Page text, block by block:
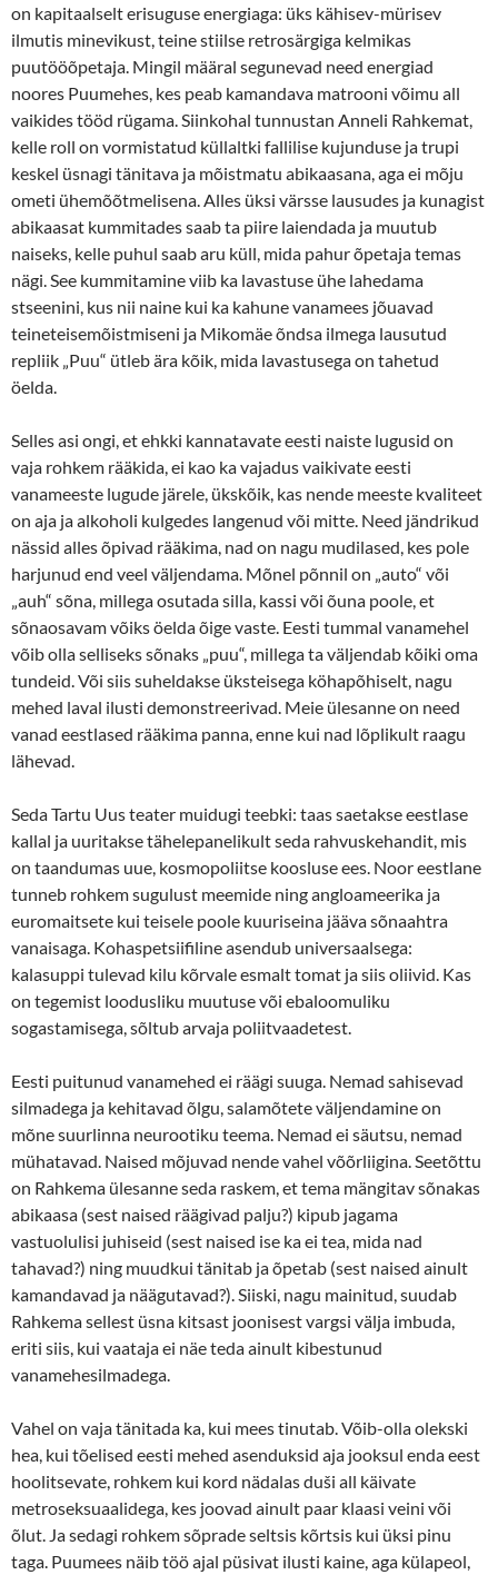
on kapitaalselt erisuguse energiaga: üks kähisev-mürisev
ilmutis minevikust, teine stiilse retrosärgiga kelmikas
puutööõpetaja. Mingil määral segunevad need energiad
noores Puumehes, kes peab kamandava matrooni võimu all
vaikides tööd rügama. Siinkohal tunnustan Anneli Rahkemat,
kelle roll on vormistatud küllaltki fallilise kujunduse ja trupi
keskel üsnagi tänitava ja mõistmatu abikaasana, aga ei mõju
ometi ühemõõtmelisena. Alles üksi värsse lausudes ja kunagist
abikaasat kummitades saab ta piire laiendada ja muutub
naiseks, kelle puhul saab aru küll, mida pahur õpetaja temas
nägi. See kummitamine viib ka lavastuse ühe lahedama
stseenini, kus nii naine kui ka kahune vanamees jõuavad
teineteisemõistmiseni ja Mikomäe õndsa ilmega lausutud
repliik „Puu“ ütleb ära kõik, mida lavastusega on tahetud
öelda.
Selles asi ongi, et ehkki kannatavate eesti naiste lugusid on
vaja rohkem rääkida, ei kao ka vajadus vaikivate eesti
vanameeste lugude järele, ükskõik, kas nende meeste kvaliteet
on aja ja alkoholi kulgedes langenud või mitte. Need jändrikud
nässid alles õpivad rääkima, nad on nagu mudilased, kes pole
harjunud end veel väljendama. Mõnel põnnil on „auto“ või
„auh“ sõna, millega osutada silla, kassi või õuna poole, et
sõnaosavam võiks öelda õige vaste. Eesti tummal vanamehel
võib olla selliseks sõnaks „puu“, millega ta väljendab kõiki oma
tundeid. Või siis suheldakse üksteisega köhapõhiselt, nagu
mehed laval ilusti demonstreerivad. Meie ülesanne on need
vanad eestlased rääkima panna, enne kui nad lõplikult raagu
lähevad.
Seda Tartu Uus teater muidugi teebki: taas saetakse eestlase
kallal ja uuritakse tähelepanelikult seda rahvuskehandit, mis
on taandumas uue, kosmopoliitse koosluse ees. Noor eestlane
tunneb rohkem sugulust meemide ning angloameerika ja
euromaitsete kui teisele poole kuuriseina jääva sõnaahtra
vanaisaga. Kohaspetsiifiline asendub universaalsega:
kalasuppi tulevad kilu kõrvale esmalt tomat ja siis oliivid. Kas
on tegemist loodusliku muutuse või ebaloomuliku
sogastamisega, sõltub arvaja poliitvaadetest.
Eesti puitunud vanamehed ei räägi suuga. Nemad sahisevad
silmadega ja kehitavad õlgu, salamõtete väljendamine on
mõne suurlinna neurootiku teema. Nemad ei säutsu, nemad
mühatavad. Naised mõjuvad nende vahel võõrliigina. Seetõttu
on Rahkema ülesanne seda raskem, et tema mängitav sõnakas
abikaasa (sest naised räägivad palju?) kipub jagama
vastuolulisi juhiseid (sest naised ise ka ei tea, mida nad
tahavad?) ning muudkui tänitab ja õpetab (sest naised ainult
kamandavad ja näägutavad?). Siiski, nagu mainitud, suudab
Rahkema sellest üsna kitsast joonisest vargsi välja imbuda,
eriti siis, kui vaataja ei näe teda ainult kibestunud
vanamehesilmadega.
Vahel on vaja tänitada ka, kui mees tinutab. Võib-olla olekski
hea, kui tõelised eesti mehed asenduksid aja jooksul enda eest
hoolitsevate, rohkem kui kord nädalas duši all käivate
metroseksuaalidega, kes joovad ainult paar klaasi veini või
õlut. Ja sedagi rohkem sõprade seltsis kõrtsis kui üksi pinu
taga. Puumees näib töö ajal püsivat ilusti kaine, aga külapeol,